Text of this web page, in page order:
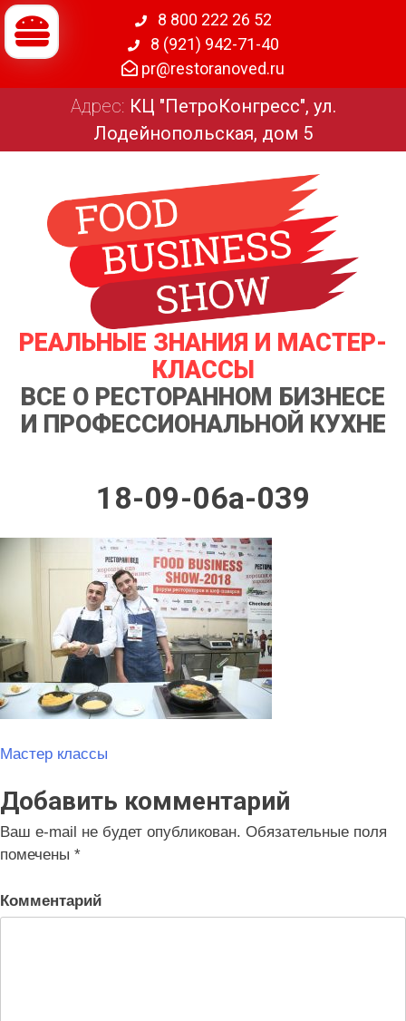
8 800 222 26 52
8 (921) 942-71-40
pr@restoranoved.ru
Адрес: КЦ "ПетроКонгресс", ул.
Лодейнопольская, дом 5
РЕАЛЬНЫЕ ЗНАНИЯ И МАСТЕР-
КЛАССЫ
ВСЕ О РЕСТОРАННОМ БИЗНЕСЕ
И ПРОФЕССИОНАЛЬНОЙ КУХНЕ
18-09-06a-039
Навигация
по
записям
Мастер классы
Добавить комментарий
Ваш e-mail не будет опубликован. Обязательные поля
помечены *
Комментарий